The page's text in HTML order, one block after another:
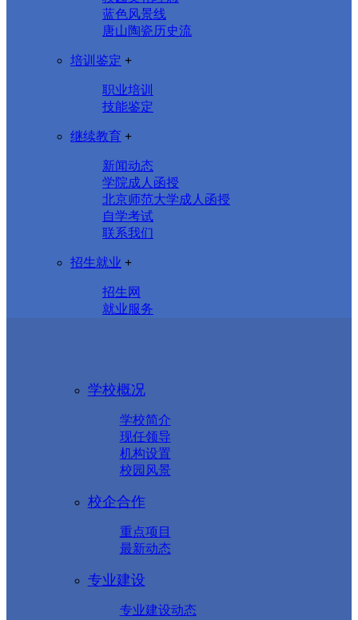
蓝色风景线
唐山陶瓷历史流
培训鉴定 +
职业培训
技能鉴定
继续教育 +
新闻动态
学院成人函授
北京师范大学成人函授
自学考试
联系我们
招生就业 +
招生网
就业服务
学校概况
学校简介
现任领导
机构设置
校园风景
校企合作
重点项目
最新动态
专业建设
专业建设动态